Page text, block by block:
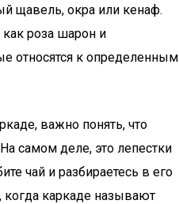
щавель, окра или кенаф.
как роза шарон и
относятся к определенным
важно понять, что
самом деле, это лепестки
чай и разбираетесь в его
когда каркаде называют